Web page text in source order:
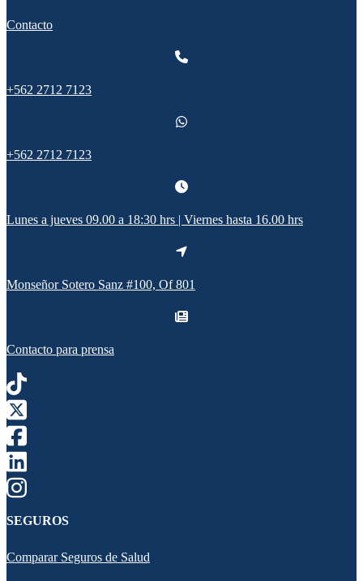
Contacto
+562 2712 7123
+562 2712 7123
Lunes a jueves 09.00 a 18:30 hrs | Viernes hasta 16.00 hrs
Monseñor Sotero Sanz #100, Of 801
Contacto para prensa
SEGUROS
Comparar Seguros de Salud